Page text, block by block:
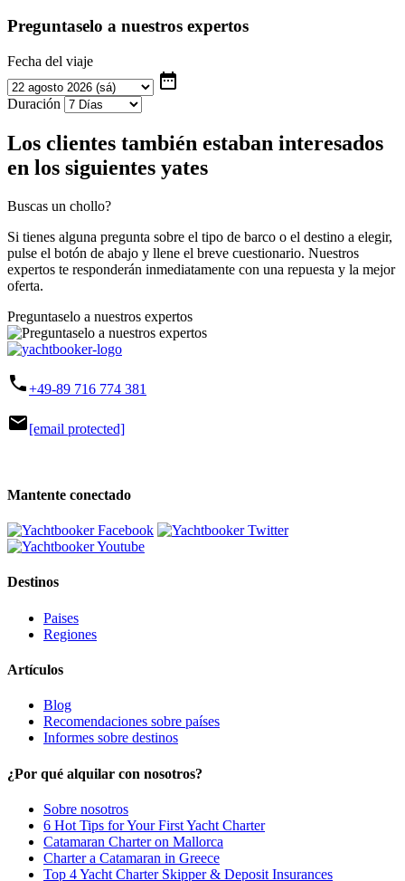
Preguntaselo a nuestros expertos
Fecha del viaje
date_range
Duración
Los clientes también estaban interesados
en los siguientes yates
Buscas un chollo?
Si tienes alguna pregunta sobre el tipo de barco o el destino a elegir,
pulse el botón de abajo y llene el breve cuestionario. Nuestros
expertos te responderán inmediatamente con una repuesta y la mejor
oferta.
Preguntaselo a nuestros expertos
phone+49-89 716 774 381
mail[email protected]
Mantente conectado
Destinos
Paises
Regiones
Artículos
Blog
Recomendaciones sobre países
Informes sobre destinos
¿Por qué alquilar con nosotros?
Sobre nosotros
6 Hot Tips for Your First Yacht Charter
Catamaran Charter on Mallorca
Charter a Catamaran in Greece
Top 4 Yacht Charter Skipper & Deposit Insurances